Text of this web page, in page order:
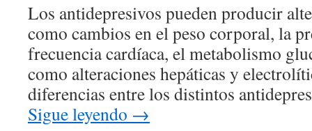
Los antidepresivos pueden producir
como cambios en el peso corporal, la
frecuencia cardíaca, el metabolismo
como alteraciones hepáticas y
diferencias entre los distintos
Sigue leyendo →